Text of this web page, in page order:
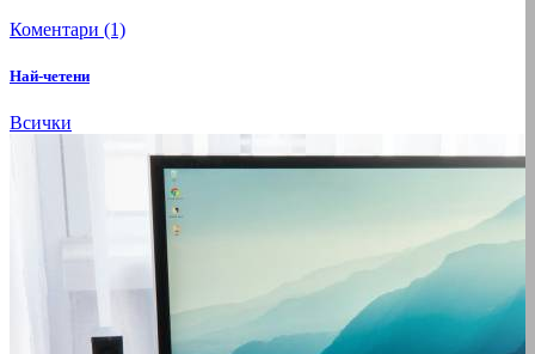
Коментари (1)
Най-четени
Всички